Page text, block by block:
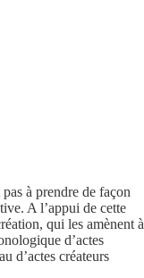
à prendre de façon
A l’appui de cette
qui les amènent à
d’actes
d’actes créateurs